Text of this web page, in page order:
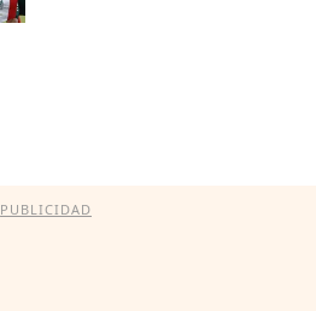
PUBLICIDAD